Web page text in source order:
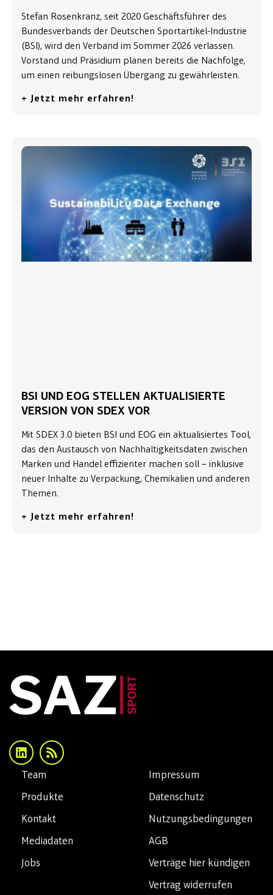
Stefan Rosenkranz, seit 2020 Geschäftsführer des
Bundesverbands der Deutschen Sportartikel-Industrie
(BSI), wird den Verband im Sommer 2026 verlassen.
Vorstand und Präsidium planen bereits die Nachfolge,
um einen reibungslosen Übergang zu gewährleisten.
+ Jetzt mehr erfahren!
BSI UND EOG STELLEN AKTUALISIERTE
VERSION VON SDEX VOR
Mit SDEX 3.0 bieten BSI und EOG ein aktualisiertes Tool,
das den Austausch von Nachhaltigkeitsdaten zwischen
Marken und Handel effizienter machen soll – inklusive
neuer Inhalte zu Verpackung, Chemikalien und anderen
Themen.
+ Jetzt mehr erfahren!
Impressum
Datenschutz
Nutzungsbedingungen
AGB
Verträge hier kündigen
Vertrag widerrufen
Team
Produkte
Kontakt
Mediadaten
Jobs